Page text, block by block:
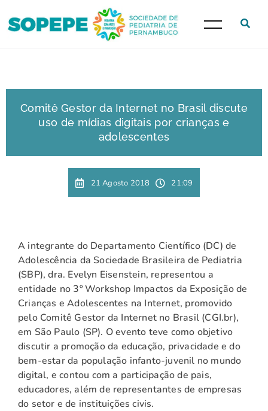
Comitê Gestor da Internet no Brasil discute
uso de mídias digitais por crianças e
adolescentes
21 Agosto 2018 21:09
A integrante do Departamento Científico (DC) de
Adolescência da Sociedade Brasileira de Pediatria
(SBP), dra. Evelyn Eisenstein, representou a
entidade no 3º Workshop Impactos da Exposição de
Crianças e Adolescentes na Internet, promovido
pelo Comitê Gestor da Internet no Brasil (CGI.br),
em São Paulo (SP). O evento teve como objetivo
discutir a promoção da educação, privacidade e do
bem-estar da população infanto-juvenil no mundo
digital, e contou com a participação de pais,
educadores, além de representantes de empresas
do setor e de instituições civis.